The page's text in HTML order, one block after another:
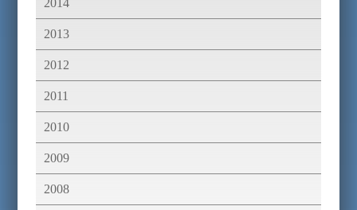
2014
2013
2012
2011
2010
2009
2008